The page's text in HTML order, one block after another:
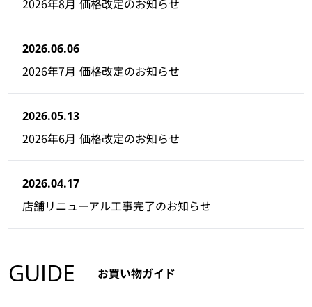
2026年8月 価格改定のお知らせ
2026.06.06
2026年7月 価格改定のお知らせ
2026.05.13
2026年6月 価格改定のお知らせ
2026.04.17
店舗リニューアル工事完了のお知らせ
GUIDE お買い物ガイド